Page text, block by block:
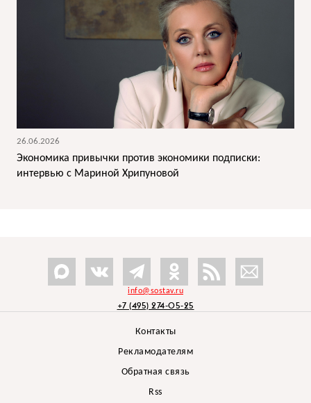
26.06.2026
Экономика привычки против экономики подписки:
интервью с Мариной Хрипуновой
info@sostav.ru
+7 (495) 274-05-25
Контакты
Рекламодателям
Обратная связь
Rss